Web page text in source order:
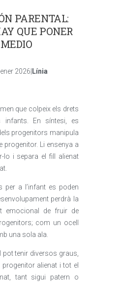
PARENTAL:
QUE PONER
2026| Línia
que colpeix els drets
infants. En síntesi, es
progenitors manipula
progenitor. Li ensenya a
lo i separa el fill alienat
per a l’infant es poden
perdrà la
emocional de fruir de
com un ocell
una sola ala.
pot tenir diversos graus,
progenitor alienat i tot el
tant sigui patern o